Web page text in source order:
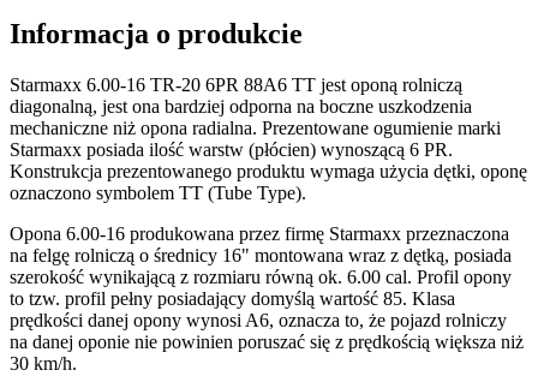
Informacja o produkcie
Starmaxx 6.00-16 TR-20 6PR 88A6 TT jest oponą rolniczą
diagonalną, jest ona bardziej odporna na boczne uszkodzenia
mechaniczne niż opona radialna. Prezentowane ogumienie marki
Starmaxx posiada ilość warstw (płócien) wynoszącą 6 PR.
Konstrukcja prezentowanego produktu wymaga użycia dętki, oponę
oznaczono symbolem TT (Tube Type).
Opona 6.00-16 produkowana przez firmę Starmaxx przeznaczona
na felgę rolniczą o średnicy 16" montowana wraz z dętką, posiada
szerokość wynikającą z rozmiaru równą ok. 6.00 cal. Profil opony
to tzw. profil pełny posiadający domyślą wartość 85. Klasa
prędkości danej opony wynosi A6, oznacza to, że pojazd rolniczy
na danej oponie nie powinien poruszać się z prędkością większa niż
30 km/h.